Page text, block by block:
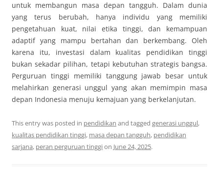
untuk membangun masa depan tangguh. Dalam dunia
yang terus berubah, hanya individu yang memiliki
pengetahuan kuat, nilai etika tinggi, dan kemampuan
adaptif yang mampu bertahan dan berkembang. Oleh
karena itu, investasi dalam kualitas pendidikan tinggi
bukan sekadar pilihan, tetapi kebutuhan strategis bangsa.
Perguruan tinggi memiliki tanggung jawab besar untuk
melahirkan generasi unggul yang akan memimpin masa
depan Indonesia menuju kemajuan yang berkelanjutan.
This entry was posted in pendidikan and tagged generasi unggul,
kualitas pendidikan tinggi, masa depan tangguh, pendidikan
sarjana, peran perguruan tinggion June 24, 2025.